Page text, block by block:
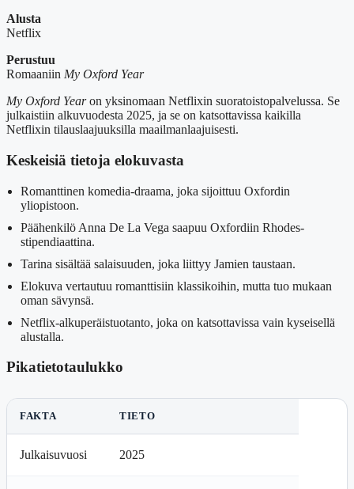
Alusta
Netflix
Perustuu
Romaaniin My Oxford Year
My Oxford Yearon yksinomaan Netflixin suoratoistopalvelussa. Se
julkaistiin alkuvuodesta 2025, ja se on katsottavissa kaikilla
Netflixin tilauslaajuuksilla maailmanlaajuisesti.
Keskeisiä tietoja elokuvasta
Romanttinen komedia-draama, joka sijoittuu Oxfordin
yliopistoon.
Päähenkilö Anna De La Vega saapuu Oxfordiin Rhodes-
stipendiaattina.
Tarina sisältää salaisuuden, joka liittyy Jamien taustaan.
Elokuva vertautuu romanttisiin klassikoihin, mutta tuo mukaan
oman sävynsä.
Netflix-alkuperäistuotanto, joka on katsottavissa vain kyseisellä
alustalla.
Pikatietotaulukko
FAKTA TIETO
Julkaisuvuosi 2025